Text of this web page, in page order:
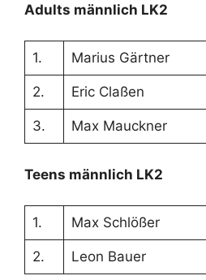
Adults männlich LK2
1. Marius Gärtner
2. Eric Claßen
3. Max Mauckner
Teens männlich LK2
1. Max Schlößer
2. Leon Bauer